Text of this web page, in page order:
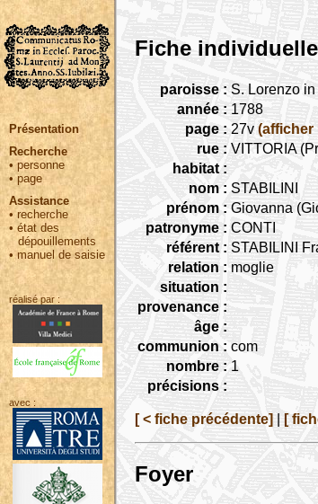
Présentation
Recherche
• personne
•page
Assistance
• recherche
•état des
dépouillements
•manuel de saisie
réalisé par :
avec :
Fiche individuelle
paroisse : S. Lorenzo
année : 1788
page : 27v (afficher
rue : VITTORIA
habitat :
nom : STABILINI
prénom : Giovanna
patronyme : CONTI
référent : STABILINI
relation : moglie
situation :
provenance :
âge :
communion : com
nombre : 1
précisions :
[ < fiche précédente] [
Foyer